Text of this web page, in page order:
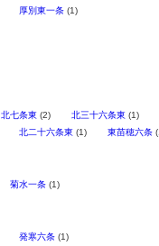
厚別東一条(1)
北七条東(2) 北三十六条東(1)
北二十六条東(1) 東苗穂六条
菊水一条(1)
発寒六条(1)